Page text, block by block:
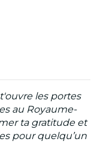
les portes
au Royaume-
ta gratitude et
pour quelqu’un